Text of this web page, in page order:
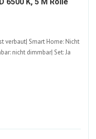
verbaut| Smart Home: Nicht
nicht dimmbar| Set: Ja